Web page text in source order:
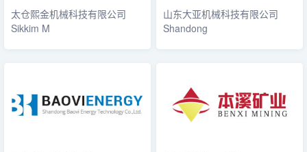
太仓熙金机械科技有限公司
Sikkim M
山东大亚机械科技有限公司
Shandong